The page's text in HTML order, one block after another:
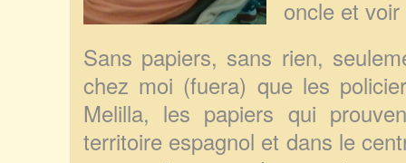
oncle et
Sans papiers, sans rien,
chez moi (fuera) que les
Melilla, les papiers qui
territoire espagnol et dans le